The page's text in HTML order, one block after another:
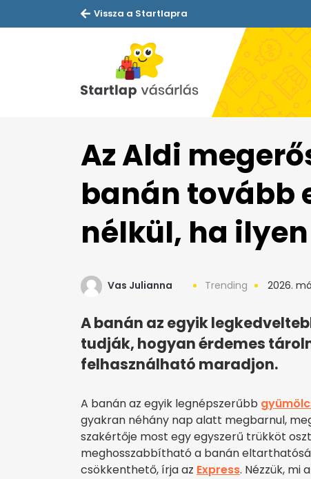
Vissza a Startlapra
Az Aldi
banán tovább
nélkül, ha
Vas Julianna Trending 2026.
A banán az egyik
tudják, hogyan érdemes
felhasználható maradjon.
A banán az egyik legnépszerűbb
gyakran néhány nap alatt megbarnul,
szakértője most egy egyszerű trükköt
meghosszabbítható a banán
csökkenthető, írja az Express. Nézzük, mi